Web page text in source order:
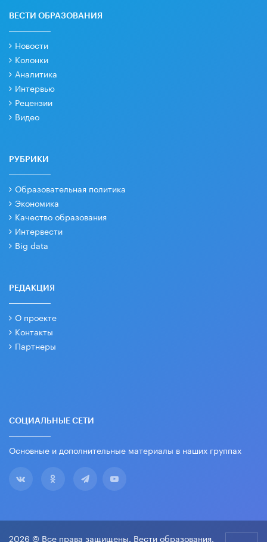
ВЕСТИ ОБРАЗОВАНИЯ
Новости
Колонки
Аналитика
Интервью
Рецензии
Видео
РУБРИКИ
Образовательная политика
Экономика
Качество образования
Интервести
Big data
РЕДАКЦИЯ
О проекте
Контакты
Партнеры
СОЦИАЛЬНЫЕ СЕТИ
Основные и дополнительные материалы в наших группах
2026 © Все права защищены. Вести образования.